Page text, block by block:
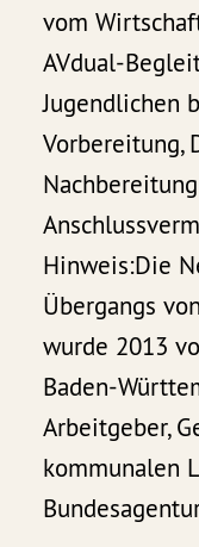
vom
AVdual-
Jugendlichen
Vorbereitung,
Hinweis:Die
Übergangs
wurde 2013
Baden-
Arbeitgeber,
kommunalen